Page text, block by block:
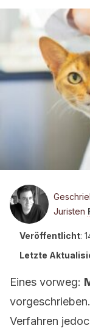
Juristen
Veröffentlicht:
Letzte
Eines vorweg:
Verfahren